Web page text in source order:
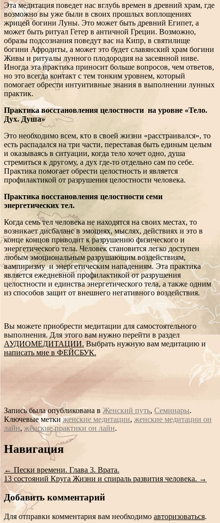
Эта медитация поведет нас вглубь времен в древний храм, где
возможно вы уже были в своих прошлых воплощениях
жрицей богини Луны. Это может быть древний Египет, а
может быть ритуал Гетер в античной Греции. Возможно,
образы подсознания поведут вас на Кипр, в святилище
богини Афродиты, а может это будет славянский храм богини
Живы и ритуалы лунного плодородия на засеянной ниве.
Иногда эта практика приносит больше вопросов, чем ответов,
но это всегда контакт с тем тонким уровнем, который
помогает обрести интуитивные знания в выполнении лунных
практик.
Практика восстановления целостности на уровне «Тело.
Дух. Душа»
Это необходимо всем, кто в своей жизни «расстраивался», то
есть распадался на три части, переставая быть единым целым
и оказываясь в ситуации, когда тело хочет одно, душа
стремиться к другому, а дух где-то отдельно сам по себе.
Практика помогает обрести целостность и является
профилактикой от разрушения целостности человека.
Практика восстановления целостности семи
энергетических тел.
Когда семь тел человека не находятся на своих местах, то
возникает дисбаланс в эмоциях, мыслях, действиях и это в
конце концов приводит к разрушению физического и
энергетического тела. Человек становится легко доступен
любым эмоциональным разрушающим воздействиям,
вампиризму и энергетическим нападениям. Эта практика
является ежедневной профилактикой от разрушения
целостности и единства энергетического тела, а также одним
из способов защит от внешнего негативного воздействия.
Вы можете приобрести медитации для самостоятельного
выполнения. Для этого вам нужно перейти в раздел
АУДИОМЕДИТАЦИИ. Выбрать нужную вам медитацию и
написать мне в ФЕЙСБУК.
Запись была опубликована в Женский путь, Семинары.
Ключевые меткиженские медитации, женские медитации он
лайн, женские практики он лайн.
Сообщение
навигации
Навигация
← Пески времени. Глава 3. Врата.
13 состояний Круга Жизни и спираль развития человека. →
Добавить комментарий
Для отправки комментария вам необходимо авторизоваться.